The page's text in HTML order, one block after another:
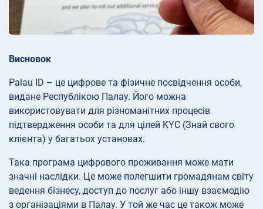
Висновок
Palau ID – це цифрове та фізичне посвідчення особи,
видане Республікою Палау. Його можна
використовувати для різноманітних процесів
підтвердження особи та для цілей KYC (Знай свого
клієнта) у багатьох установах.
Така програма цифрового проживання може мати
значні наслідки. Це може полегшити громадянам світу
ведення бізнесу, доступ до послуг або іншу взаємодію
з організаціями в Палау. У той же час це також може